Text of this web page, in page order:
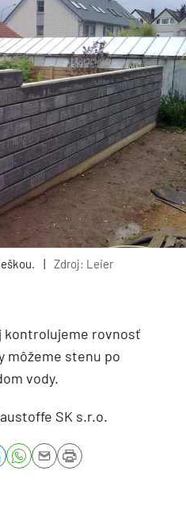
Zdroj: Leier
kontrolujeme rovnosť
môžeme stenu po
vody.
SK s.r.o.